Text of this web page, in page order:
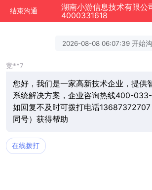
结束沟通
4000331618
2026-08-08 06:07:39 开始
竞**7
您好，我们是一家高新技术企业，提供
系统解决方案，企业咨询热线400-033-
如回复不及时可拨打电话13687372707
同号）获得帮助
在线拨打